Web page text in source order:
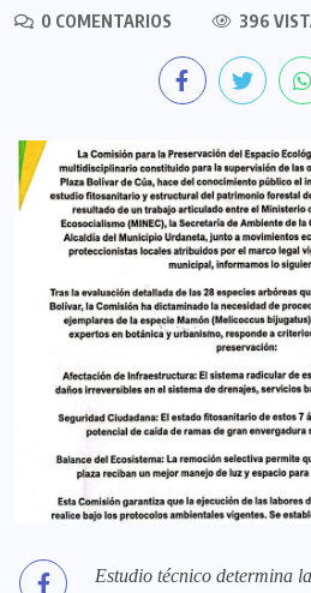
0 COMENTARIOS
396
Estudio técnico determina